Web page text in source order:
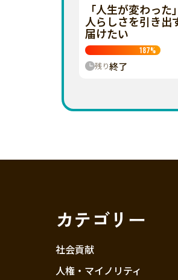
「人生が変わっ
人らしさを引き出
届けたい
187%
残り終了
カテゴリー
社会貢献
人権・マイノリティ